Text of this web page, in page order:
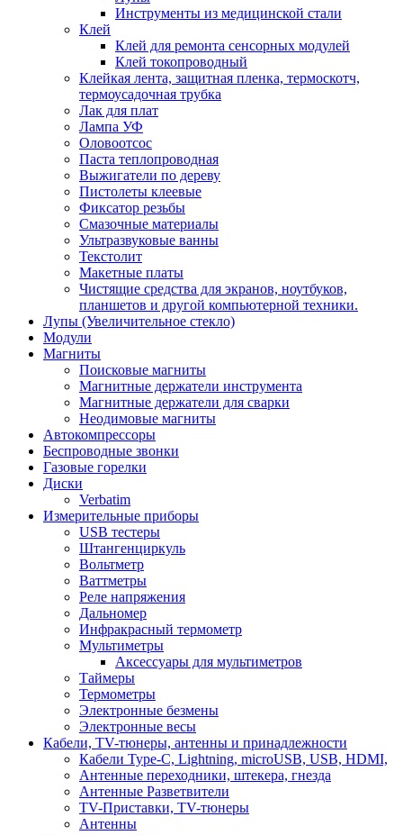
Инструменты из медицинской стали
Клей
Клей для ремонта сенсорных модулей
Клей токопроводный
Клейкая лента, защитная пленка, термоскотч,
термоусадочная трубка
Лак для плат
Лампа УФ
Оловоотсос
Паста теплопроводная
Выжигатели по дереву
Пистолеты клеевые
Фиксатор резьбы
Смазочные материалы
Ультразвуковые ванны
Текстолит
Макетные платы
Чистящие средства для экранов, ноутбуков,
планшетов и другой компьютерной техники.
Лупы (Увеличительное стекло)
Модули
Магниты
Поисковые магниты
Магнитные держатели инструмента
Магнитные держатели для сварки
Неодимовые магниты
Автокомпрессоры
Беспроводные звонки
Газовые горелки
Диски
Verbatim
Измерительные приборы
USB тестеры
Штангенциркуль
Вольтметр
Ваттметры
Реле напряжения
Дальномер
Инфракрасный термометр
Мультиметры
Аксессуары для мультиметров
Таймеры
Термометры
Электронные безмены
Электронные весы
Кабели, TV-тюнеры, антенны и принадлежности
Кабели Type-C, Lightning, microUSB, USB, HDMI,
Антенные переходники, штекера, гнезда
Антенные Разветвители
TV-Приставки, TV-тюнеры
Антенны